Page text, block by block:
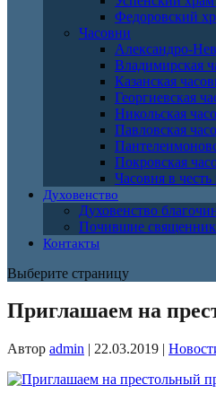
Федоровский
Часовни
Александро-
Владимирская
Казанская
Георгиевская
Никольская
Павловская
Покровская
Часовня в
Духовенство
Духовенство
Почившие
Контакты
Выберите страницу
Приглашаем на
Автор admin | 22.03.2019 |